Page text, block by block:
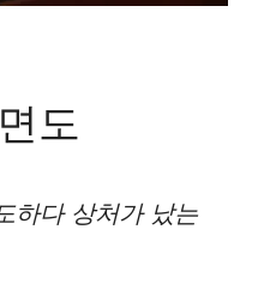
도
하다 상처가 났는